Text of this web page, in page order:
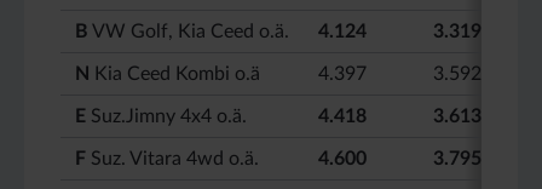
B VW Golf, Kia Ceed o.ä. 4.124 3.319
N Kia Ceed Kombi o.ä 4.397 3.592
E Suz.Jimny 4x4 o.ä. 4.418 3.613
F Suz. Vitara 4wd o.ä. 4.600 3.795